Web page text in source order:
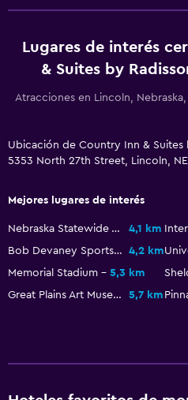
Servicio de habitaciones
Check-out exprés
Enchufe cerca de la cama
Sofá cama
Perchero
Salud y seguridad
Limpieza diaria
Lugares de interés
& Suites by
Atracciones en Lincoln,
Ubicación de Country Inn & Suites
5353 North 27th Street, Lincoln, NE
Mejores lugares de interés
Nebraska Statewide Arboretum 4,1 km
Bob Devaney Sports Center
4,2 km
Memorial Stadium
5,3 km
Great Plains Art Museum
5,7 km